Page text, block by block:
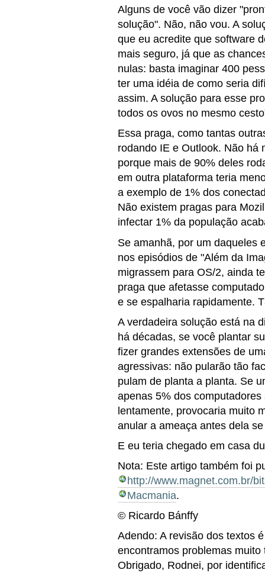
Alguns de você vão dizer
solução". Não, não vou. A
que eu acredite que software
mais seguro, já que as
nulas: basta imaginar 400
ter uma idéia de como seria
assim. A solução para esse
todos os ovos no mesmo
Essa praga, como tantas
rodando IE e Outlook. Não há
porque mais de 90% deles
em outra plataforma teria
a exemplo de 1% dos
Não existem pragas para
infectar 1% da população
Se amanhã, por um daqueles
nos episódios de "Além da
migrassem para OS/2, ainda
praga que afetasse
e se espalharia rapidamente.
A verdadeira solução está na
há décadas, se você plantar
fizer grandes extensões de
agressivas: não pularão tão
pulam de planta a planta. Se
apenas 5% dos
lentamente, provocaria muito
anular a ameaça antes dela
E eu teria chegado em casa
Nota: Este artigo também foi
http://www.magnet.com.br/
Macmania.
© Ricardo Bánffy
Adendo: A revisão dos textos
encontramos problemas
Obrigado, Rodnei, por